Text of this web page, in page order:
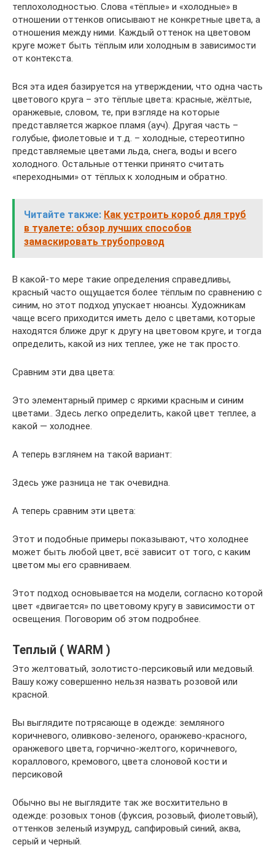
теплохолодностью. Слова «тёплые» и «холодные» в
отношении оттенков описывают не конкретные цвета, а
отношения между ними. Каждый оттенок на цветовом
круге может быть тёплым или холодным в зависимости
от контекста.
Вся эта идея базируется на утверждении, что одна часть
цветового круга – это тёплые цвета: красные, жёлтые,
оранжевые, словом, те, при взгляде на которые
представляется жаркое пламя (ауч). Другая часть –
голубые, фиолетовые и т.д. – холодные, стереотипно
представляемые цветами льда, снега, воды и всего
холодного. Остальные оттенки принято считать
«переходными» от тёплых к холодным и обратно.
Читайте также: Как устроить короб для труб
в туалете: обзор лучших способов
замаскировать трубопровод
В какой-то мере такие определения справедливы,
красный часто ощущается более тёплым по сравнению с
синим, но этот подход упускает нюансы. Художникам
чаще всего приходится иметь дело с цветами, которые
находятся ближе друг к другу на цветовом круге, и тогда
определить, какой из них теплее, уже не так просто.
Сравним эти два цвета:
Это элементарный пример с яркими красным и синим
цветами.. Здесь легко определить, какой цвет теплее, а
какой — холоднее.
А теперь взглянем на такой вариант:
Здесь уже разница не так очевидна.
А теперь сравним эти цвета:
Этот и подобные примеры показывают, что холоднее
может быть любой цвет, всё зависит от того, с каким
цветом мы его сравниваем.
Этот подход основывается на модели, согласно которой
цвет «двигается» по цветовому кругу в зависимости от
освещения. Поговорим об этом подробнее.
Теплый ( WARM )
Это желтоватый, золотисто-персиковый или медовый.
Вашу кожу совершенно нельзя назвать розовой или
красной.
Вы выглядите потрясающе в одежде: земляного
коричневого, оливково-зеленого, оранжево-красного,
оранжевого цвета, горчично-желтого, коричневого,
кораллового, кремового, цвета слоновой кости и
персиковой
Обычно вы не выглядите так же восхитительно в
одежде: розовых тонов (фуксия, розовый, фиолетовый),
оттенков зеленый изумруд, сапфировый синий, аква,
серый и черный.